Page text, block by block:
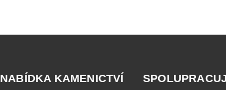
NABÍDKA KAMENICTVÍ